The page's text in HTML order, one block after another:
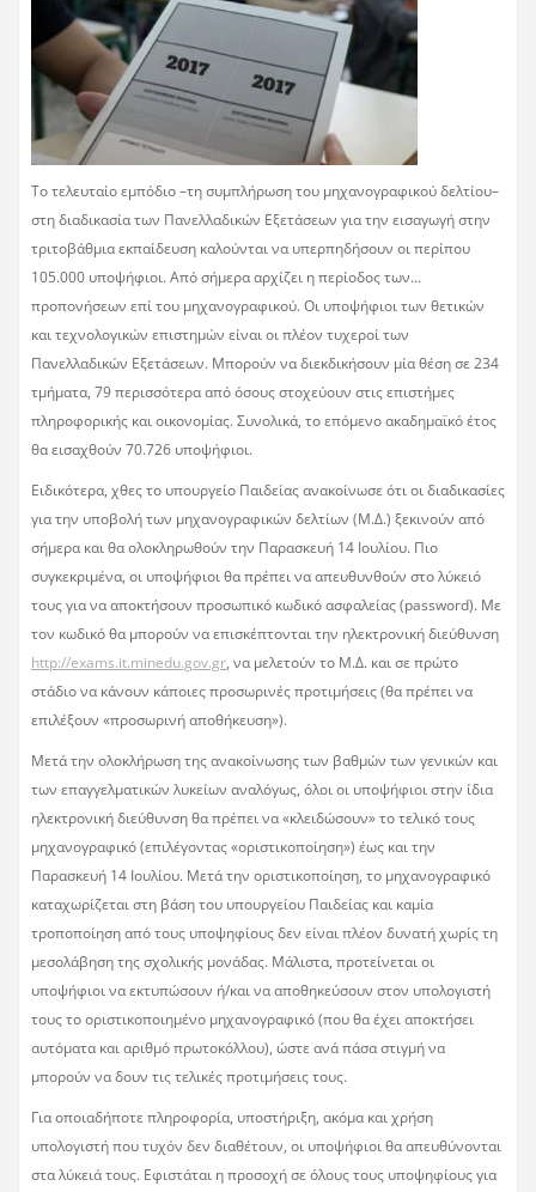
Το τελευταίο εμπόδιο –τη συμπλήρωση του μηχανογραφικού δελτίου–
στη διαδικασία των Πανελλαδικών Εξετάσεων για την εισαγωγή στην
τριτοβάθμια εκπαίδευση καλούνται να υπερπηδήσουν οι περίπου
105.000 υποψήφιοι. Από σήμερα αρχίζει η περίοδος των…
προπονήσεων επί του μηχανογραφικού. Οι υποψήφιοι των θετικών
και τεχνολογικών επιστημών είναι οι πλέον τυχεροί των
Πανελλαδικών Εξετάσεων. Μπορούν να διεκδικήσουν μία θέση σε 234
τμήματα, 79 περισσότερα από όσους στοχεύουν στις επιστήμες
πληροφορικής και οικονομίας. Συνολικά, το επόμενο ακαδημαϊκό έτος
θα εισαχθούν 70.726 υποψήφιοι.
Ειδικότερα, χθες το υπουργείο Παιδείας ανακοίνωσε ότι οι διαδικασίες
για την υποβολή των μηχανογραφικών δελτίων (Μ.Δ.) ξεκινούν από
σήμερα και θα ολοκληρωθούν την Παρασκευή 14 Ιουλίου. Πιο
συγκεκριμένα, οι υποψήφιοι θα πρέπει να απευθυνθούν στο λύκειό
τους για να αποκτήσουν προσωπικό κωδικό ασφαλείας (password). Με
τον κωδικό θα μπορούν να επισκέπτονται την ηλεκτρονική διεύθυνση
http://exams.it.minedu.gov.gr, να μελετούν το Μ.Δ. και σε πρώτο
στάδιο να κάνουν κάποιες προσωρινές προτιμήσεις (θα πρέπει να
επιλέξουν «προσωρινή αποθήκευση»).
Μετά την ολοκλήρωση της ανακοίνωσης των βαθμών των γενικών και
των επαγγελματικών λυκείων αναλόγως, όλοι οι υποψήφιοι στην ίδια
ηλεκτρονική διεύθυνση θα πρέπει να «κλειδώσουν» το τελικό τους
μηχανογραφικό (επιλέγοντας «οριστικοποίηση») έως και την
Παρασκευή 14 Ιουλίου. Μετά την οριστικοποίηση, το μηχανογραφικό
καταχωρίζεται στη βάση του υπουργείου Παιδείας και καμία
τροποποίηση από τους υποψηφίους δεν είναι πλέον δυνατή χωρίς τη
μεσολάβηση της σχολικής μονάδας. Μάλιστα, προτείνεται οι
υποψήφιοι να εκτυπώσουν ή/και να αποθηκεύσουν στον υπολογιστή
τους το οριστικοποιημένο μηχανογραφικό (που θα έχει αποκτήσει
αυτόματα και αριθμό πρωτοκόλλου), ώστε ανά πάσα στιγμή να
μπορούν να δουν τις τελικές προτιμήσεις τους.
Για οποιαδήποτε πληροφορία, υποστήριξη, ακόμα και χρήση
υπολογιστή που τυχόν δεν διαθέτουν, οι υποψήφιοι θα απευθύνονται
στα λύκειά τους. Εφιστάται η προσοχή σε όλους τους υποψηφίους για